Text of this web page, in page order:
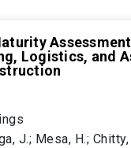
Logistics, and
J.; Mesa, H.; Chitty,